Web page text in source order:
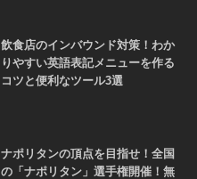
飲食店のインバウンド対策！わか
りやすい英語表記メニューを作る
コツと便利なツール3選
ナポリタンの頂点を目指せ！全国
の「ナポリタン」選手権開催！無